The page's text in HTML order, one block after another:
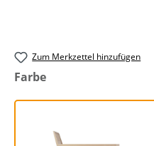
Zum Merkzettel hinzufügen
auswählen
Farbe